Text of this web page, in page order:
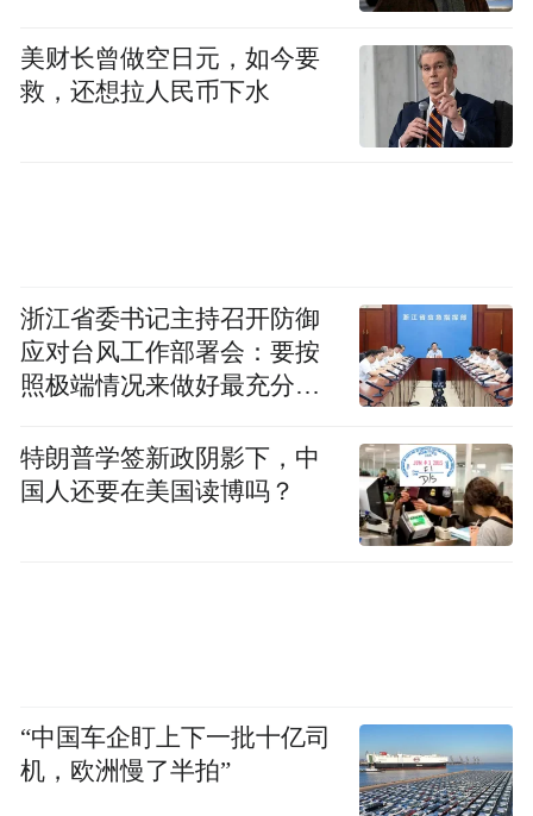
美财长曾做空日元，如今要
救，还想拉人民币下水
浙江省委书记主持召开防御
应对台风工作部署会：要按
照极端情况来做好最充分的
特朗普学签新政阴影下，中
国人还要在美国读博吗？
“中国车企盯上下一批十亿司
机，欧洲慢了半拍”